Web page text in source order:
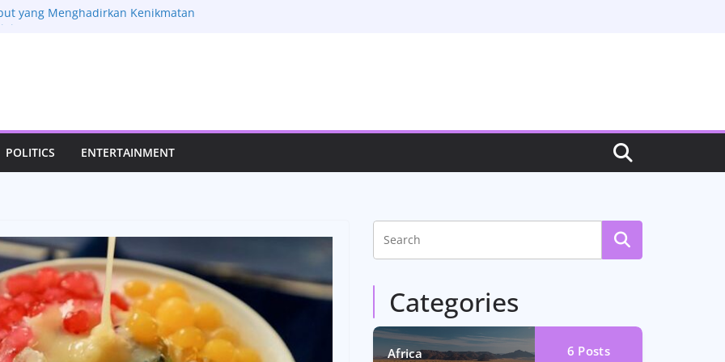
yang Menghadirkan Kenikmatan
Laksani Jadi Sorotan, Aktivitas
Pribadinya
Fitur Mobil Lama yang Masih
Manis yang Mengubah Momen
Lebih Istimewa
POLITICS ENTERTAINMENT
Categories
Africa 6 Posts